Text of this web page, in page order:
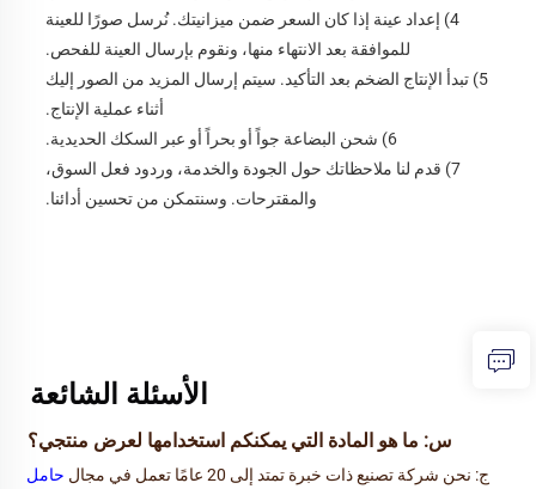
للموافقة بعد الانتهاء منها، ونقوم بإرسال العينة للفحص.
أثناء عملية الإنتاج.
6) شحن البضاعة جواً أو بحراً أو عبر السكك الحديدية.
والمقترحات. وسنتمكن من تحسين أدائنا.
الأسئلة الشائعة
س: ما هو المادة التي يمكنكم استخدامها لعرض منتجي؟
ج: نحن شركة تصنيع ذات خبرة تمتد إلى 20 عامًا تعمل في مجال